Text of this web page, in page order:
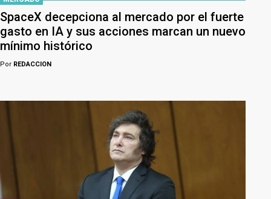
SpaceX decepciona al mercado por el fuerte
gasto en IA y sus acciones marcan un nuevo
mínimo histórico
Por REDACCION